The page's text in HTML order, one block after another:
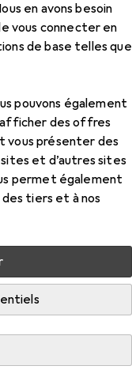
en avons besoin
vous connecter en
de base telles que
pouvons également
afficher des offres
vous présenter des
et d’autres sites
permet également
tiers et à nos
avec le
catégorie Câble